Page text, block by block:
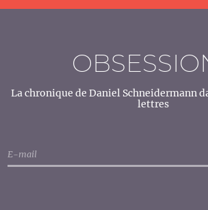
La chronique de Daniel Schneidermann
lettres